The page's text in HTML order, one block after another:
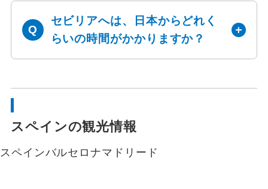
セビリアへは、日本からどれく
らいの時間がかかりますか？
スペインの観光情報
スペインバルセロナマドリード